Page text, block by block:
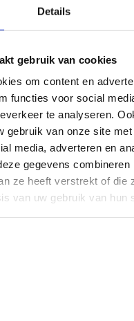
Details
gebruik van cookies
om content en
functies voor social
te analyseren.
gebruik van onze site met
media, adverteren en
gegevens combineren
ze heeft verstrekt of die
van uw gebruik van hun
WALKS #HISTORY
E
ADVERTISEMENT